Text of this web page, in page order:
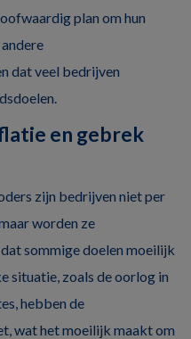
plan om hun
dat veel bedrijven
en gebrek
zijn bedrijven niet per
worden ze
sommige doelen moeilijk
situatie, zoals de oorlog in
hebben de
wat het moeilijk maakt om